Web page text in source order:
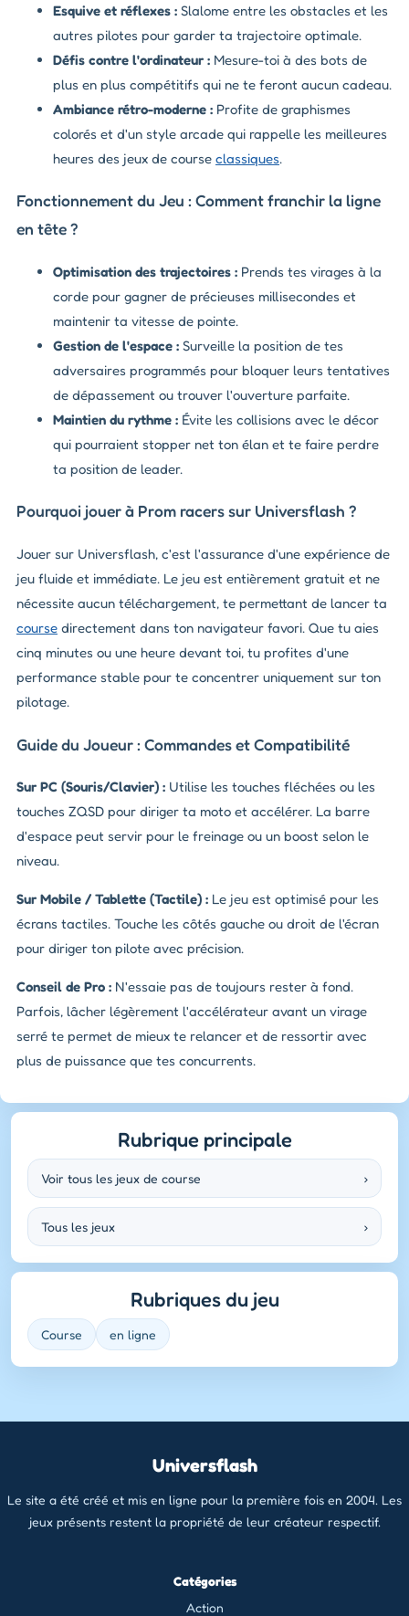
Esquive et réflexes : Slalome entre les obstacles et les
autres pilotes pour garder ta trajectoire optimale.
Défis contre l'ordinateur : Mesure-toi à des bots de
plus en plus compétitifs qui ne te feront aucun cadeau.
Ambiance rétro-moderne : Profite de graphismes
colorés et d'un style arcade qui rappelle les meilleures
heures des jeux de course classiques.
Fonctionnement du Jeu : Comment franchir la ligne
en tête ?
Optimisation des trajectoires : Prends tes virages à la
corde pour gagner de précieuses millisecondes et
maintenir ta vitesse de pointe.
Gestion de l'espace : Surveille la position de tes
adversaires programmés pour bloquer leurs tentatives
de dépassement ou trouver l'ouverture parfaite.
Maintien du rythme : Évite les collisions avec le décor
qui pourraient stopper net ton élan et te faire perdre
ta position de leader.
Pourquoi jouer à Prom racers sur Universflash ?
Jouer sur Universflash, c'est l'assurance d'une expérience de
jeu fluide et immédiate. Le jeu est entièrement gratuit et ne
nécessite aucun téléchargement, te permettant de lancer ta
course directement dans ton navigateur favori. Que tu aies
cinq minutes ou une heure devant toi, tu profites d'une
performance stable pour te concentrer uniquement sur ton
pilotage.
Guide du Joueur : Commandes et Compatibilité
Sur PC (Souris/Clavier) : Utilise les touches fléchées ou les
touches ZQSD pour diriger ta moto et accélérer. La barre
d'espace peut servir pour le freinage ou un boost selon le
niveau.
Sur Mobile / Tablette (Tactile) : Le jeu est optimisé pour les
écrans tactiles. Touche les côtés gauche ou droit de l'écran
pour diriger ton pilote avec précision.
Conseil de Pro : N'essaie pas de toujours rester à fond.
Parfois, lâcher légèrement l'accélérateur avant un virage
serré te permet de mieux te relancer et de ressortir avec
plus de puissance que tes concurrents.
Rubrique principale
Voir tous les jeux de course ›
Tous les jeux ›
Rubriques du jeu
Course en ligne
Universflash
Le site a été créé et mis en ligne pour la première fois en 2004. Les
jeux présents restent la propriété de leur créateur respectif.
Catégories
Action